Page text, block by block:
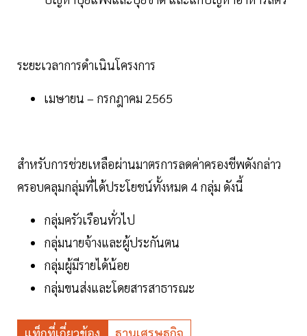
ระยะเวลาการดำเนินโครงการ
เมษายน – กรกฎาคม 2565
สำหรับการช่วยเหลือผ่านมาตรการลดค่าครองชีพดังกล่าว
ครอบคลุมกลุ่มที่ได้ประโยชน์ทั้งหมด 4 กลุ่ม ดังนี้
กลุ่มครัวเรือนทั่วไป
กลุ่มนายจ้างและผู้ประกันตน
กลุ่มผู้มีรายได้น้อย
กลุ่มขนส่งและโดยสารสาธารณะ